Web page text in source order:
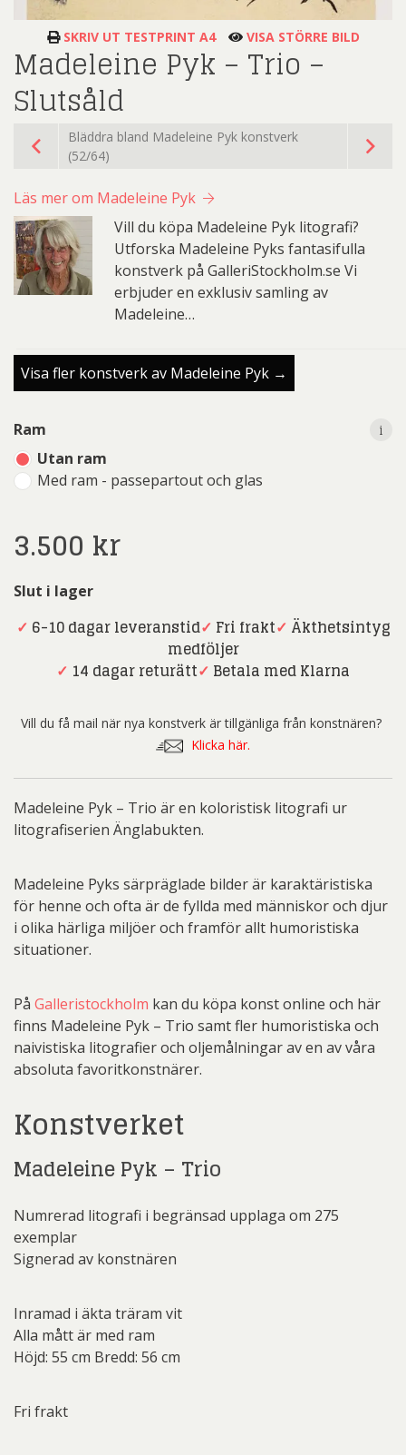
SKRIV UT TESTPRINT A4 VISA STÖRRE BILD
Madeleine Pyk – Trio –
Slutsåld
Bläddra bland Madeleine Pyk konstverk
(52/64)
Läs mer om Madeleine Pyk
Vill du köpa Madeleine Pyk litografi?
Utforska Madeleine Pyks fantasifulla
konstverk på GalleriStockholm.se Vi
erbjuder en exklusiv samling av
Madeleine…
Visa fler konstverk av Madeleine Pyk →
Ram
Utan ram
Med ram - passepartout och glas
i
3.500 kr
Slut i lager
✓ 6-10 dagar leveranstid✓ Fri frakt✓ Äkthetsintyg
medföljer
✓ 14 dagar returätt✓ Betala med Klarna
Vill du få mail när nya konstverk är tillgänliga från konstnären?
Klicka här.
Madeleine Pyk – Trio är en koloristisk litografi ur
litografiserien Änglabukten.
Madeleine Pyks särpräglade bilder är karaktäristiska
för henne och ofta är de fyllda med människor och djur
i olika härliga miljöer och framför allt humoristiska
situationer.
På Galleristockholm kan du köpa konst online och här
finns Madeleine Pyk – Trio samt fler humoristiska och
naivistiska litografier och oljemålningar av en av våra
absoluta favoritkonstnärer.
Konstverket
Madeleine Pyk – Trio
Numrerad litografi i begränsad upplaga om 275
exemplar
Signerad av konstnären
Inramad i äkta träram vit
Alla mått är med ram
Höjd: 55 cm Bredd: 56 cm
Fri frakt